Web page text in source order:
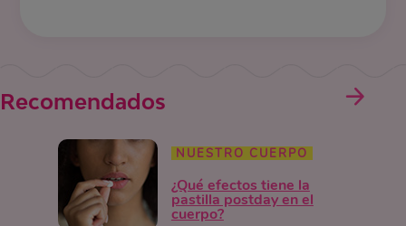
Recomendados
NUESTRO CUERPO
¿Qué efectos tiene la
pastilla postday en el
cuerpo?